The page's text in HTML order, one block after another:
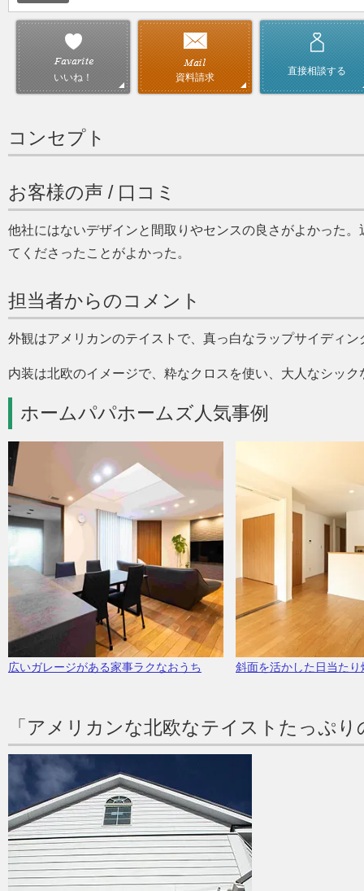
いいね！ 資料請求
直接相談する
コンセプト
お客様の声 / 口コミ
他社にはないデザインと間取りやセンスの良さがよかった
てくださったことがよかった。
担当者からのコメント
外観はアメリカンのテイストで、真っ白なラップサイディ
内装は北欧のイメージで、粋なクロスを使い、大人なシック
ホームパパホームズ人気事例
広いガレージがある家事ラクなおうち 斜面を活かした日当たり
「アメリカンな北欧なテイストたっぷ